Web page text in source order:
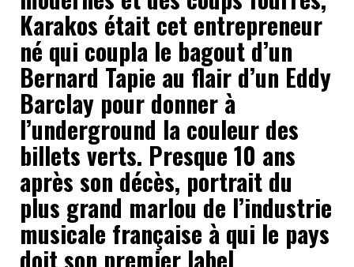
Karakos était cet entrepreneur
né qui coupla le bagout d’un
Bernard Tapie au flair d’un Eddy
Barclay pour donner à
l’underground la couleur des
billets verts. Presque 10 ans
après son décès, portrait du
plus grand marlou de l’industrie
musicale française à qui le pays
doitson premier label